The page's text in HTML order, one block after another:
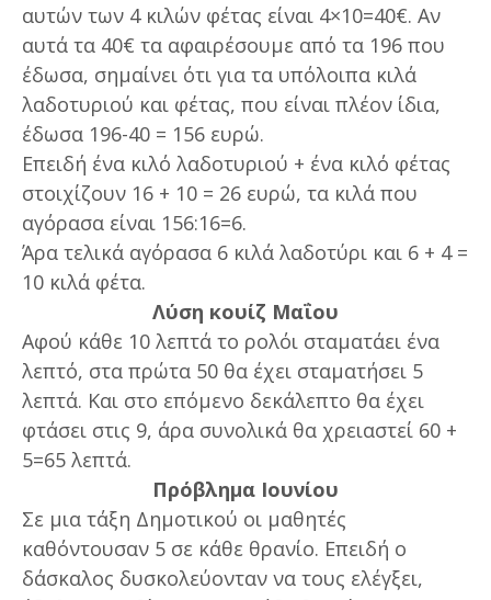
αυτών των 4 κιλών φέτας είναι 4×10=40€. Αν
αυτά τα 40€ τα αφαιρέσουμε από τα 196 που
έδωσα, σημαίνει ότι για τα υπόλοιπα κιλά
λαδοτυριού και φέτας, που είναι πλέον ίδια,
έδωσα 196-40 = 156 ευρώ.
Επειδή ένα κιλό λαδοτυριού + ένα κιλό φέτας
στοιχίζουν 16 + 10 = 26 ευρώ, τα κιλά που
αγόρασα είναι 156:16=6.
Άρα τελικά αγόρασα 6 κιλά λαδοτύρι και 6 + 4 =
10 κιλά φέτα.
Λύση κουίζ Μαΐου
Αφού κάθε 10 λεπτά το ρολόι σταματάει ένα
λεπτό, στα πρώτα 50 θα έχει σταματήσει 5
λεπτά. Και στο επόμενο δεκάλεπτο θα έχει
φτάσει στις 9, άρα συνολικά θα χρειαστεί 60 +
5=65 λεπτά.
Πρόβλημα Ιουνίου
Σε μια τάξη Δημοτικού οι μαθητές
καθόντουσαν 5 σε κάθε θρανίο. Επειδή ο
δάσκαλος δυσκολεύονταν να τους ελέγξει,